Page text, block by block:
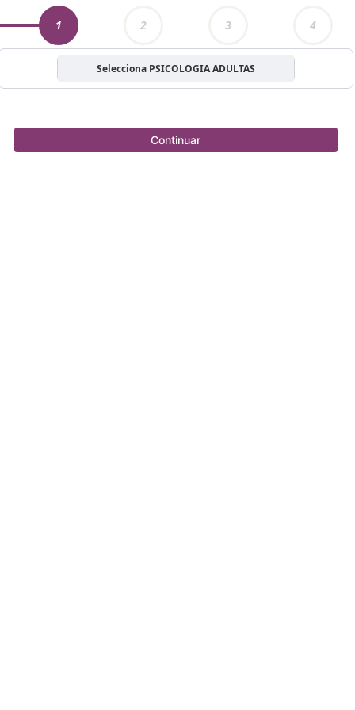
1 2 3 4
Selecciona PSICOLOGIA ADULTAS
Continuar